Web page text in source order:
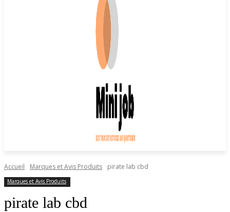
Accueil Marques et Avis Produits pirate lab cbd
Marques et Avis Produits
pirate lab cbd